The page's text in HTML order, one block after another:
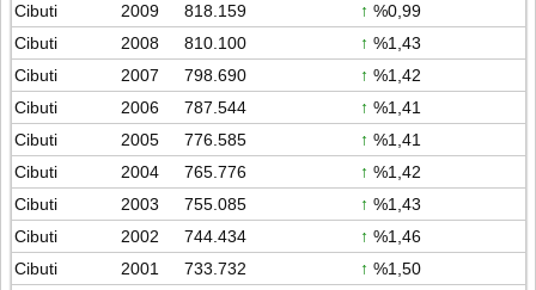
Cibuti
2009 818.159 ↑ %0,99
Cibuti
2008 810.100 ↑ %1,43
Cibuti
2007 798.690 ↑ %1,42
Cibuti
2006 787.544 ↑ %1,41
Cibuti
2005 776.585 ↑ %1,41
Cibuti
2004 765.776 ↑ %1,42
Cibuti
2003 755.085 ↑ %1,43
Cibuti
2002 744.434 ↑ %1,46
Cibuti
2001 733.732 ↑ %1,50